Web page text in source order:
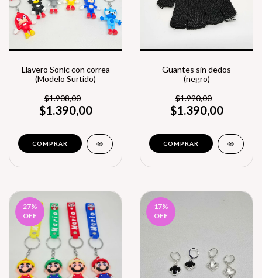
Llavero Sonic con correa
(Modelo Surtido)
$1.908,00
$1.390,00
Guantes sin dedos
(negro)
$1.990,00
$1.390,00
27%
OFF
17%
OFF